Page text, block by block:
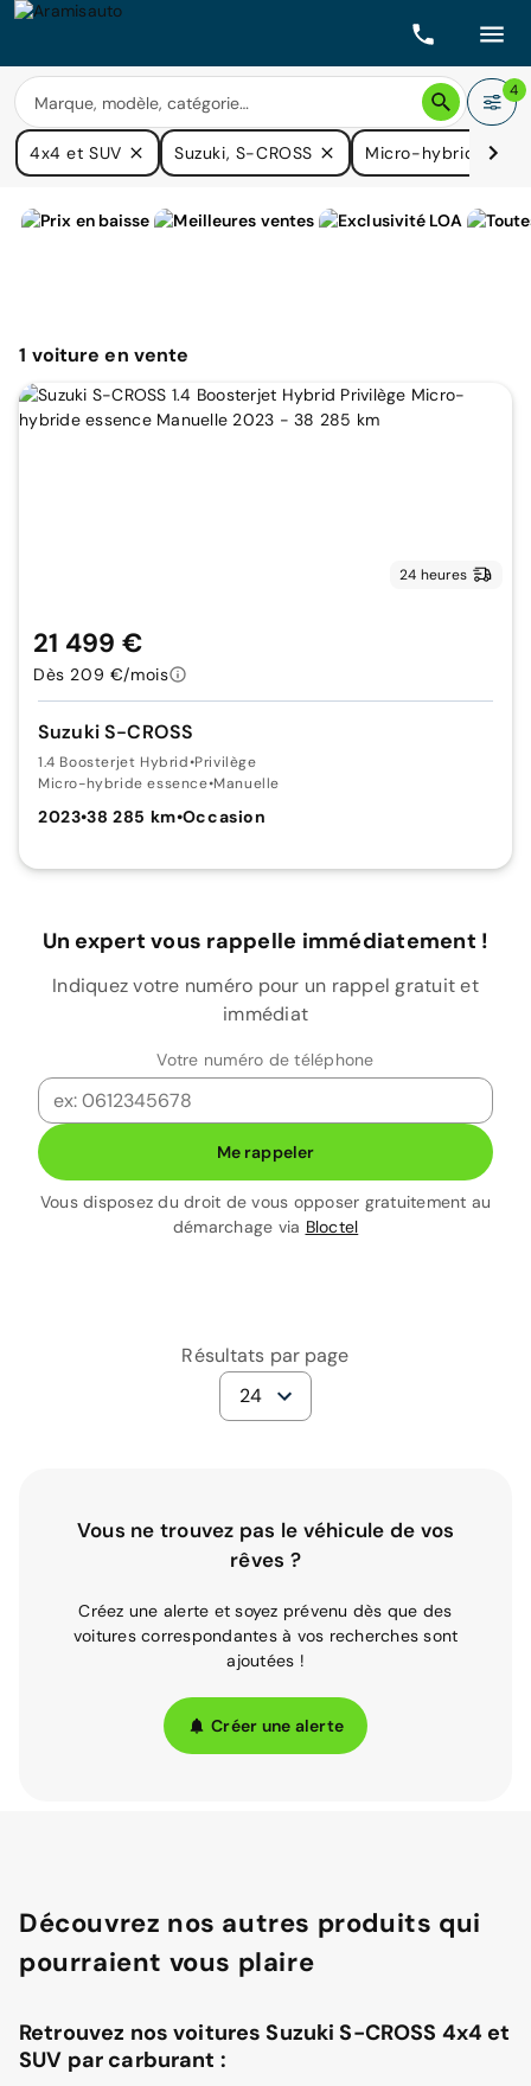
4
4x4 et SUV Suzuki, S-CROSS Micro-hybride
1 voitureen vente
24 heures
Suzuki S-CROSS
1.4 Boosterjet Hybrid•Privilège
Micro-hybride essence•Manuelle
2023•38 285 km•Occasion
21 499 €
Dès 209 €/mois
Un expert vous rappelle immédiatement !
Indiquez votre numéro pour un rappel gratuit et
immédiat
Votre numéro de téléphone
Me rappeler
Vous disposez du droit de vous opposer gratuitement au
démarchage via Bloctel
Résultats par page
24
Vous ne trouvez pas le véhicule de vos
rêves ?
Créez une alerte et soyez prévenu dès que des
voitures correspondantes à vos recherches sont
ajoutées !
Créer une alerte
Découvrez nos autres produits qui
pourraient vous plaire
Retrouvez nos voitures Suzuki S-CROSS 4x4 et
SUV par carburant :